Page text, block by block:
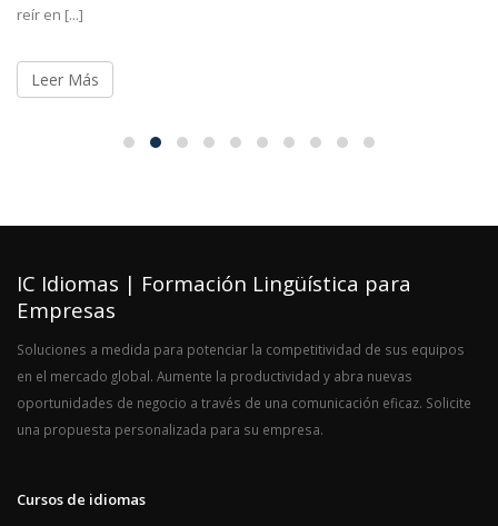
reír en [...]
Leer Más
IC Idiomas | Formación Lingüística para
Empresas
Soluciones a medida para potenciar la competitividad de sus equipos
en el mercado global. Aumente la productividad y abra nuevas
oportunidades de negocio a través de una comunicación eficaz. Solicite
una propuesta personalizada para su empresa.
Cursos de idiomas